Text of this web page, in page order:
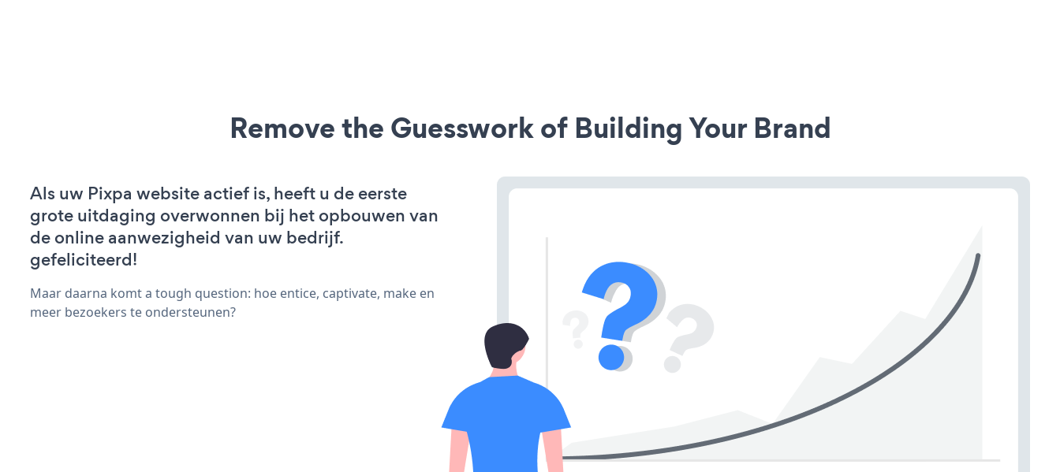
Remove the Guesswork of Building Your Brand
Als uw Pixpa website actief is, heeft u de eerste
grote uitdaging overwonnen bij het opbouwen van
de online aanwezigheid van uw bedrijf.
gefeliciteerd!
Maar daarna komt a tough question: hoe entice, captivate, make en
meer bezoekers te ondersteunen?